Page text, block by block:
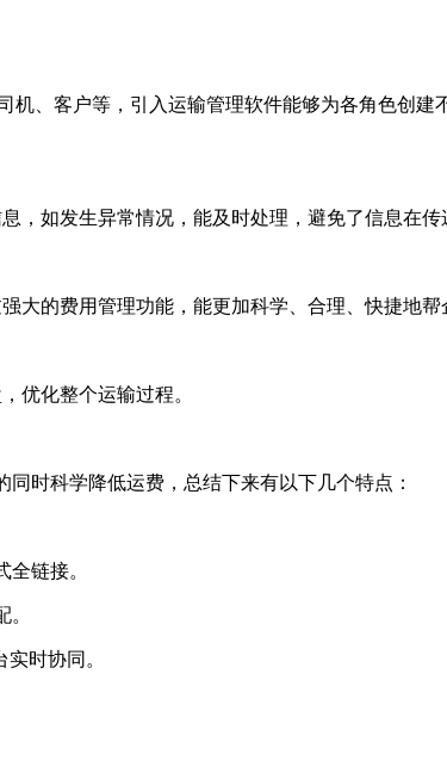
机、客户等，引入运输管理软件能够为各角色创
，如发生异常情况，能及时处理，避免了信息在
大的费用管理功能，能更加科学、合理、快捷地
优化整个运输过程。
时科学降低运费，总结下来有以下几个特点：
链接。
时协同。